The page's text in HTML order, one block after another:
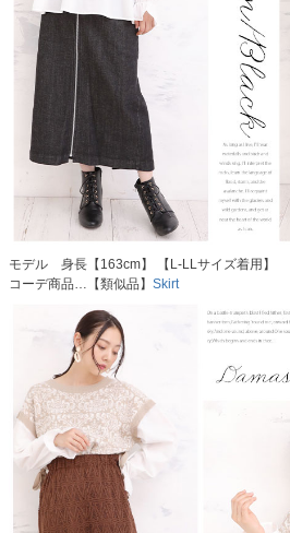
モデル 身長【163cm】 【L-LLサイズ着用】
コーデ商品…【類似品】 Skirt